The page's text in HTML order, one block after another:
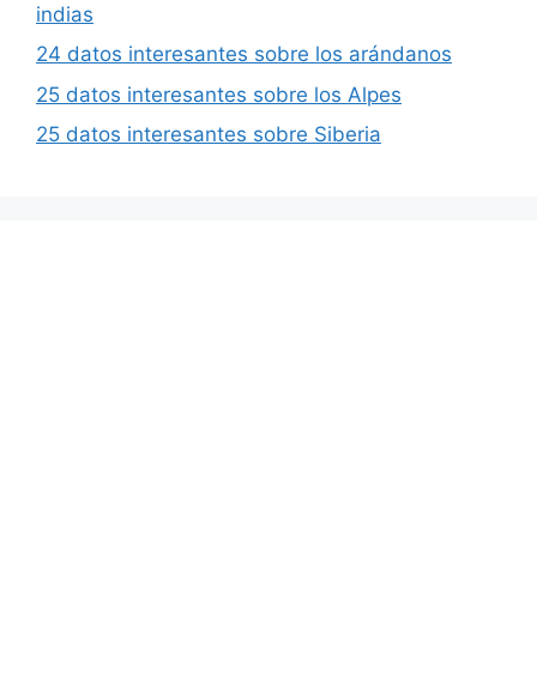
indias
24 datos interesantes sobre los arándanos
25 datos interesantes sobre los Alpes
25 datos interesantes sobre Siberia